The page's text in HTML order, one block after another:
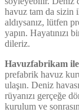
havuz tam da sizin
aldıysanız, lütfen
yapın. Hayatınızı
dileriz.
Havuzfabrikam
prefabrik havuz
ulaşın. Deniz
rüyanızı gerçeğe
kurulum ve